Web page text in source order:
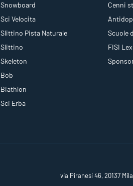
Snowboard
Sci Velocita
Slittino Pista Naturale
Slittino
Skeleton
Bob
Biathlon
Sci Erba
Cenni
Scuole
FISI Lex
via Piranesi 46, 20137